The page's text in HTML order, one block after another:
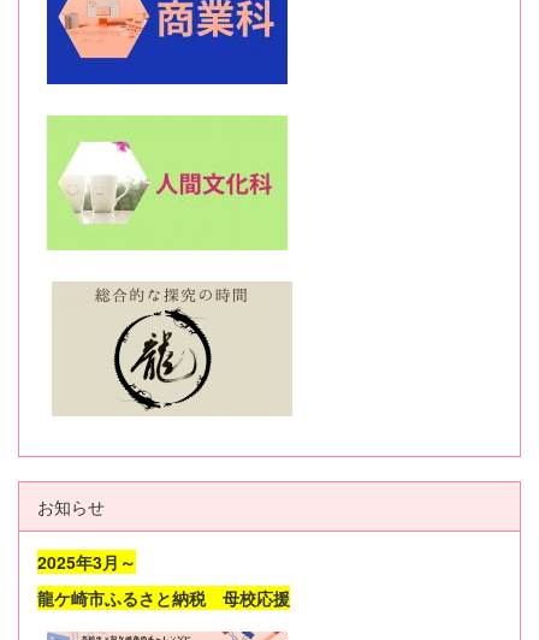
お知らせ
2025年3月～
龍ケ崎市ふるさと納税 母校応援